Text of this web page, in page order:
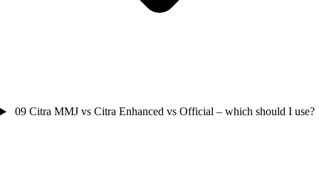
09 Citra MMJ vs Citra Enhanced vs Official – which should I use?